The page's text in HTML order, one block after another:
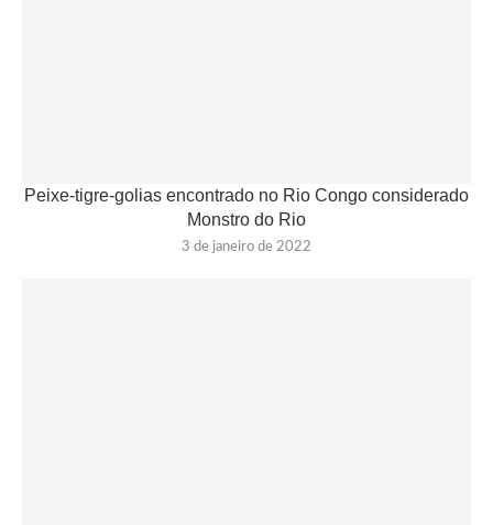
Peixe-tigre-golias encontrado no Rio Congo considerado
Monstro do Rio
3 de janeiro de 2022